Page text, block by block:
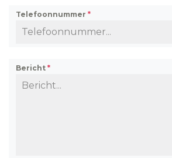
Telefoonnummer *
Bericht *